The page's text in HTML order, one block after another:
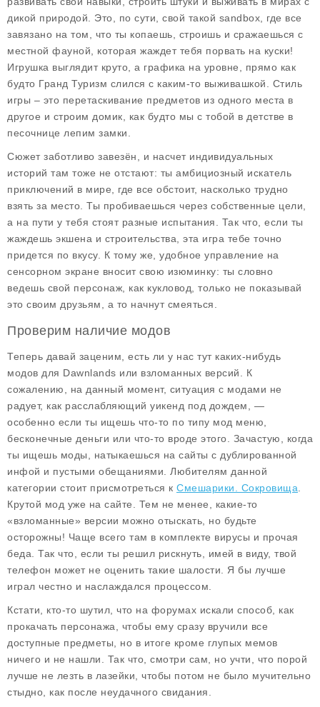
дикой природой. Это, по сути, свой такой sandbox, где все
завязано на том, что ты копаешь, строишь и сражаешься с
местной фауной, которая жаждет тебя порвать на куски!
Игрушка выглядит круто, а графика на уровне, прямо как
будто Гранд Туризм слился с каким-то выживашкой. Стиль
игры – это перетаскивание предметов из одного места в
другое и строим домик, как будто мы с тобой в детстве в
песочнице лепим замки.
Сюжет заботливо завезён, и насчет индивидуальных
историй там тоже не отстают: ты амбициозный искатель
приключений в мире, где все обстоит, насколько трудно
взять за место. Ты пробиваешься через собственные цели,
а на пути у тебя стоят разные испытания. Так что, если ты
жаждешь экшена и строительства, эта игра тебе точно
придется по вкусу. К тому же, удобное управление на
сенсорном экране вносит свою изюминку: ты словно
ведешь свой персонаж, как кукловод, только не показывай
это своим друзьям, а то начнут смеяться.
Проверим наличие модов
Теперь давай заценим, есть ли у нас тут каких-нибудь
модов для Dawnlands или взломанных версий. К
сожалению, на данный момент, ситуация с модами не
радует, как расслабляющий уикенд под дождем, —
особенно если ты ищешь что-то по типу мод меню
бесконечные деньги или что-то вроде этого. Зачастую, когда
ты ищешь моды, натыкаешься на сайты с дублированной
инфой и пустыми обещаниями. Любителям данной
категории стоит присмотреться к Смешарики. Сокровища
Крутой мод уже на сайте. Тем не менее, какие-то
«взломанные» версии можно отыскать, но будьте
осторожны! Чаще всего там в комплекте вирусы и прочая
беда. Так что, если ты решил рискнуть, имей в виду, твой
телефон может не оценить такие шалости. Я бы лучше
играл честно и наслаждался процессом.
Кстати, кто-то шутил, что на форумах искали способ, как
прокачать персонажа, чтобы ему сразу вручили все
доступные предметы , но в итоге кроме глупых мемов
ничего и не нашли. Так что, смотри сам, но учти, что порой
лучше не лезть в лазейки, чтобы потом не было мучительно
стыдно, как после неудачного свидания.